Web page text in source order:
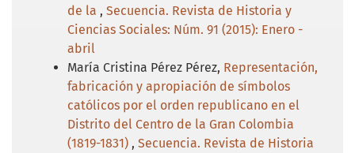
de la , Secuencia. Revista de Historia y
Ciencias Sociales: Núm. 91 (2015): Enero -
abril
María Cristina Pérez Pérez, Representación,
fabricación y apropiación de símbolos
católicos por el orden republicano en el
Distrito del Centro de la Gran Colombia
(1819-1831) , Secuencia. Revista de Historia